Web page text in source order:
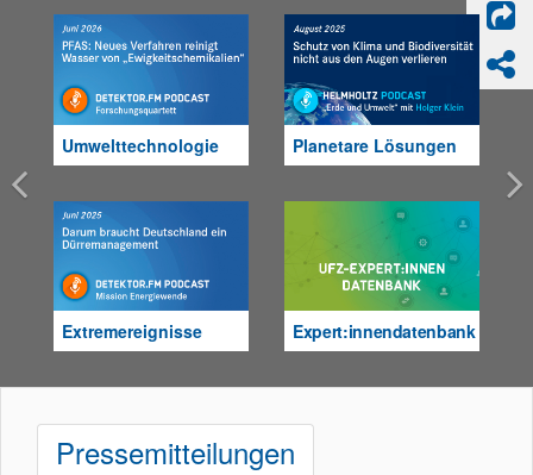
Umwelttechnologie Planetare Lösungen
Extremereignisse Expert:innendatenbank
Previous
Pressemitteilungen